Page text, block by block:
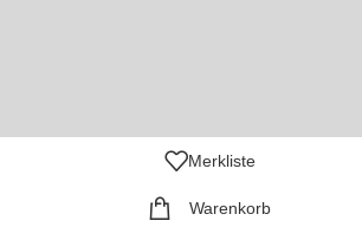
Merkliste
Warenkorb